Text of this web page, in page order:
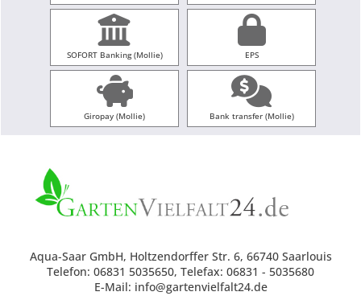
SOFORT Banking (Mollie) EPS
Giropay (Mollie) Bank transfer (Mollie)
Aqua-Saar GmbH, Holtzendorffer Str. 6, 66740 Saarlouis
Telefon: 06831 5035650, Telefax: 06831 - 5035680
E-Mail: info@gartenvielfalt24.de